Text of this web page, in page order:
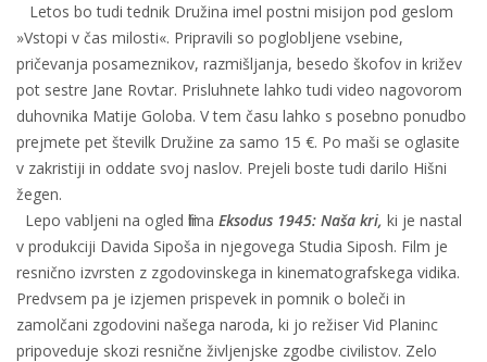
Letos bo tudi tednik Družina imel postni misijon pod geslom
»Vstopi v čas milosti«. Pripravili so poglobljene vsebine,
pričevanja posameznikov, razmišljanja, besedo škofov in križev
pot sestre Jane Rovtar. Prisluhnete lahko tudi video nagovorom
duhovnika Matije Goloba. V tem času lahko s posebno ponudbo
prejmete pet številk Družine za samo 15 €. Po maši se oglasite
v zakristiji in oddate svoj naslov. Prejeli boste tudi darilo Hišni
žegen.
Lepo vabljeni na ogled filma Eksodus 1945: Naša kri, ki je nastal
v produkciji Davida Sipoša in njegovega Studia Siposh. Film je
resnično izvrsten z zgodovinskega in kinematografskega vidika.
Predvsem pa je izjemen prispevek in pomnik o boleči in
zamolčani zgodovini našega naroda, ki jo režiser Vid Planinc
pripoveduje skozi resnične življenjske zgodbe civilistov. Zelo